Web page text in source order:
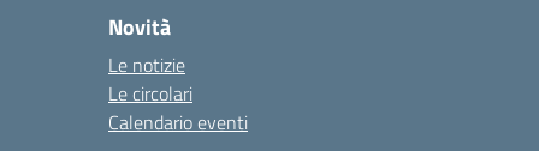
Novità
Le notizie
Le circolari
Calendario eventi